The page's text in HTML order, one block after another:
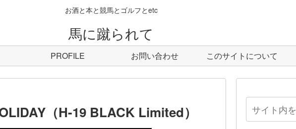
お酒と本と競馬とゴルフとetc
馬に蹴られて
PROFILE お問い合わせ このサイトについて
（H-19 BLACK Limited）